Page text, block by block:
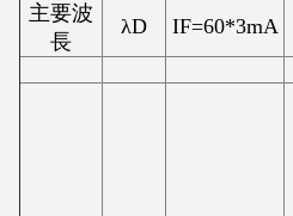
主要波
長
λD IF=60*3mA